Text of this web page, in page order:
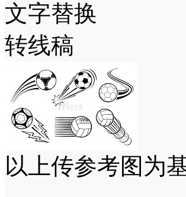
文字替换
转线稿
以上传参考图为